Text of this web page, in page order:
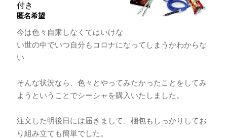
付き
匿名希望
今は色々自粛しなくてはいけな
い世の中でいつ自分もコロナになってしまうかわからな
い
そんな状況なら、色々とやってみたかったことをしてみ
ようということでシーシャを購入いたしました。
注文した明後日には届きまして、梱包もしっかりしてお
り組み立ても簡単でした。